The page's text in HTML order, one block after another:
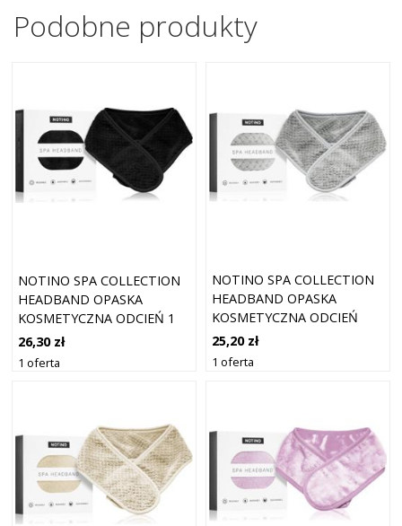
Podobne produkty
NOTINO SPA COLLECTION
HEADBAND OPASKA
KOSMETYCZNA ODCIEŃ 1
SZT.
26,30 zł
1 oferta
NOTINO SPA COLLECTION
HEADBAND OPASKA
KOSMETYCZNA ODCIEŃ
GREY 1 SZT.
25,20 zł
1 oferta